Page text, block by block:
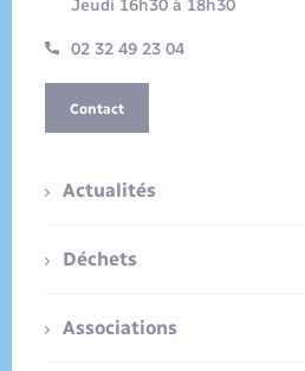
Jeudi 16h30 à 18h30
02 32 49 23 04
Contact
Actualités
Déchets
Associations